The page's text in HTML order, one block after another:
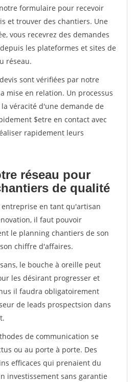
formulaire pour recevoir
et trouver des chantiers. Une
vous recevrez des demandes
les plateformes et sites de
réseau.
sont vérifiées par notre
mise en relation. Un processus
véracité d'une demande de
$etre en contact avec
rapidement leurs
réseau pour
de qualité
en tant qu'artisan
il faut pouvoir
le planning chantiers de son
chiffre d'affaires.
le bouche à oreille peut
les désirant progresser et
il faudra obligatoirement
de leads prospectsion dans
de communication se
ou au porte à porte. Des
efficaces qui prenaient du
investissement sans garantie